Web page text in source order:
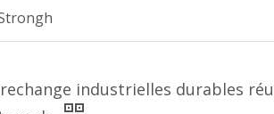
rechange industrielles durables